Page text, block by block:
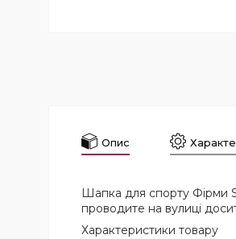
Опис
Шапка для спорту Фірми
проводите на вулиці
Характеристики товару